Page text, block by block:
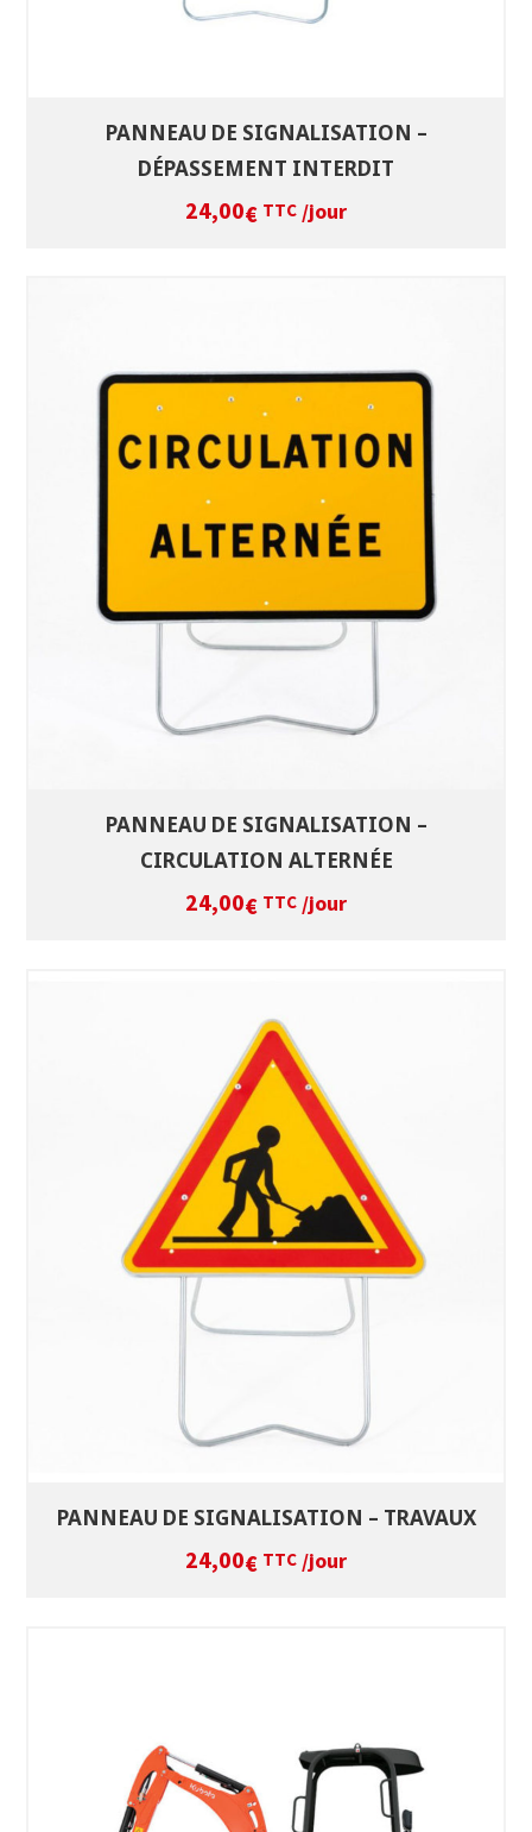
PANNEAU DE SIGNALISATION –
DÉPASSEMENT INTERDIT
24,00€ TTC /jour
VOIR LE PRODUIT
PANNEAU DE SIGNALISATION –
CIRCULATION ALTERNÉE
24,00€ TTC /jour
SÉLECTIONNEZ LES DATES
VOIR LE PRODUIT
PANNEAU DE SIGNALISATION – TRAVAUX
24,00€ TTC /jour